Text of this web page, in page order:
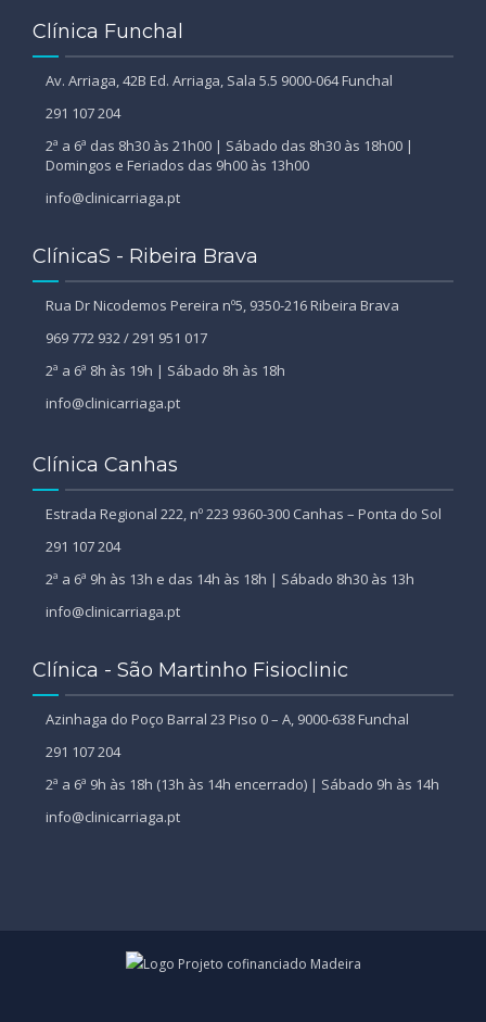
Clínica Funchal
Av. Arriaga, 42B Ed. Arriaga, Sala 5.5 9000-064 Funchal
291 107 204
2ª a 6ª das 8h30 às 21h00 | Sábado das 8h30 às 18h00 |
Domingos e Feriados das 9h00 às 13h00
info@clinicarriaga.pt
ClínicaS - Ribeira Brava
Rua Dr Nicodemos Pereira nº5, 9350-216 Ribeira Brava
969 772 932 / 291 951 017
2ª a 6ª 8h às 19h | Sábado 8h às 18h
info@clinicarriaga.pt
Clínica Canhas
Estrada Regional 222, nº 223 9360-300 Canhas – Ponta do Sol
291 107 204
2ª a 6ª 9h às 13h e das 14h às 18h | Sábado 8h30 às 13h
info@clinicarriaga.pt
Clínica - São Martinho Fisioclinic
Azinhaga do Poço Barral 23 Piso 0 – A, 9000-638 Funchal
291 107 204
2ª a 6ª 9h às 18h (13h às 14h encerrado) | Sábado 9h às 14h
info@clinicarriaga.pt